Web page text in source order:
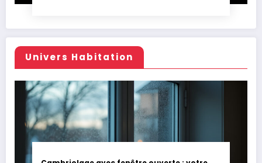
Univers Habitation